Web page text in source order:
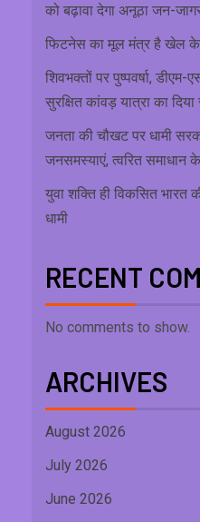
को बढ़ावा देगा अनूठा जन-
फिटनेस का मूल मंत्र है खेल के
शिवभक्तों पर पुष्पवर्षा, डीएम-
सुरक्षित कांवड़ यात्रा का
जनता की चौखट पर धामी
जनसमस्याएं, त्वरित समाधान के
युवा शक्ति ही विकसित
धामी
RECENT
No comments to show.
ARCHIVES
August 2026
July 2026
June 2026